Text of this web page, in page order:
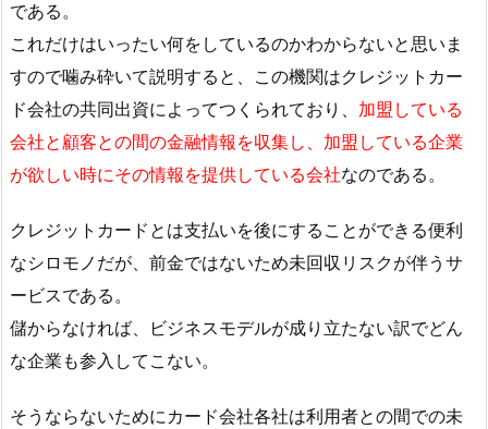
である。
これだけはいったい何をしているのかわからないと思いま
すので噛み砕いて説明すると、この機関はクレジットカー
ド会社の共同出資によってつくられており、 加盟している
会社と顧客との間の金融情報を収集し、加盟している企業
が欲しい時にその情報を提供している会社なのである。
クレジットカードとは支払いを後にすることができる便利
なシロモノだが、前金ではないため未回収リスクが伴うサ
ービスである。
儲からなければ、ビジネスモデルが成り立たない訳でどん
な企業も参入してこない。
そうならないためにカード会社各社は利用者との間での未